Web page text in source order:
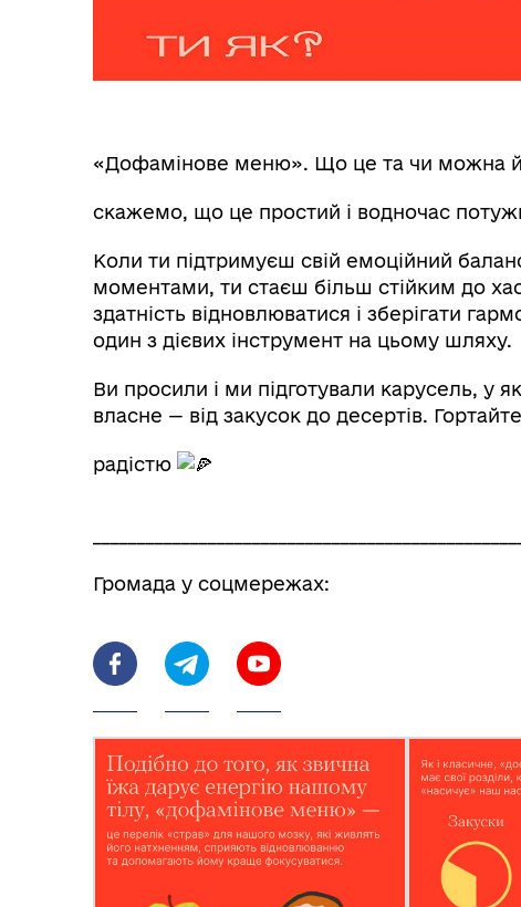
«Дофамінове меню». Що це та чи можна
скажемо, що це простий і водночас
Коли ти підтримуєш свій емоційний
моментами, ти стаєш більш стійким до
здатність відновлюватися і зберігати
один з дієвих інструмент на цьому шляху.
Ви просили і ми підготували карусель, у
власне — від закусок до десертів.
радістю
Громада у соцмережах: